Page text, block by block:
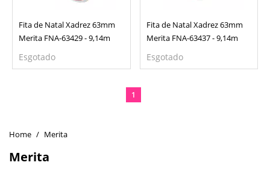
Merita
Merita
Fita de Natal Xadrez 63mm
Merita FNA-63429 - 9,14m
Esgotado
Fita de Natal Xadrez 63mm
Merita FNA-63437 - 9,14m
Esgotado
1